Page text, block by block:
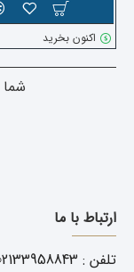
اکنون بخرید
شما
ارتباط با ما
تلفن : 02133958843